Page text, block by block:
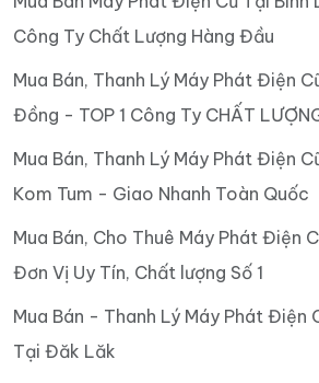
Công Ty Chất Lượng Hàng Đầu
Mua Bán, Thanh Lý Máy Phát Điện
Đồng - TOP 1 Công Ty CHẤT
Mua Bán, Thanh Lý Máy Phát Điện
Kom Tum - Giao Nhanh Toàn Quốc
Mua Bán, Cho Thuê Máy Phát Điện
Đơn Vị Uy Tín, Chất lượng Số 1
Mua Bán - Thanh Lý Máy Phát Điện
Tại Đăk Lăk